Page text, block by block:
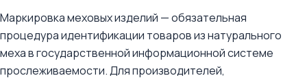
Маркировка меховых изделий — обязательная
процедура идентификации товаров из натурального
меха в государственной информационной системе
прослеживаемости. Для производителей,